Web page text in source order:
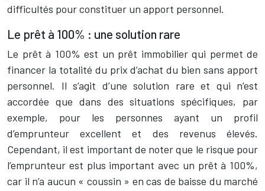
difficultés pour constituer un apport personnel.
Le prêt à 100% : une solution rare
Le prêt à 100% est un prêt immobilier qui permet de
financer la totalité du prix d’achat du bien sans apport
personnel. Il s’agit d’une solution rare et qui n’est
accordée que dans des situations spécifiques, par
exemple, pour les personnes ayant un profil
d’emprunteur excellent et des revenus élevés.
Cependant, il est important de noter que le risque pour
l’emprunteur est plus important avec un prêt à 100%,
car il n’a aucun « coussin » en cas de baisse du marché